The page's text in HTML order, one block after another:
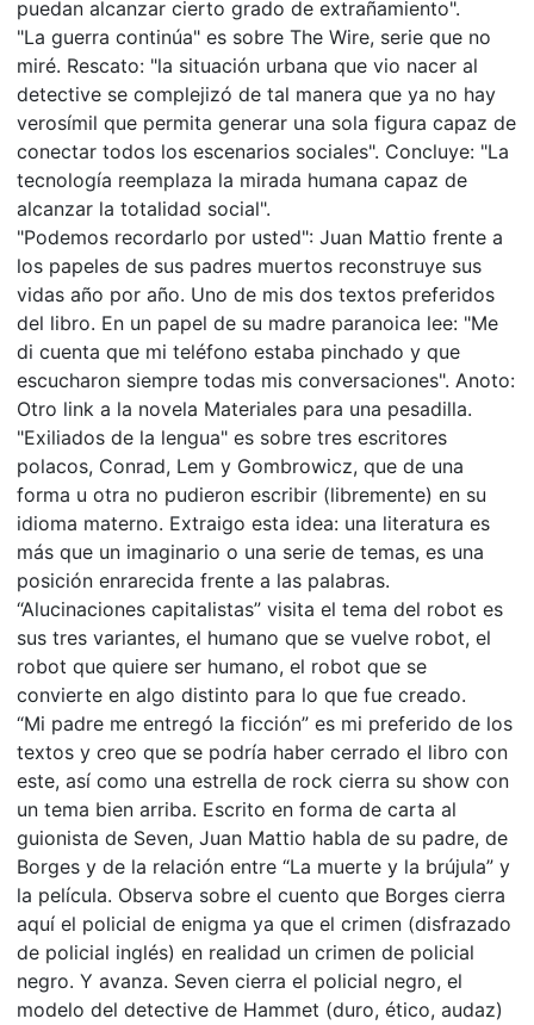
puedan alcanzar cierto grado de extrañamiento".
"La guerra continúa" es sobre The Wire, serie que no
miré. Rescato: "la situación urbana que vio nacer al
detective se complejizó de tal manera que ya no hay
verosímil que permita generar una sola figura capaz de
conectar todos los escenarios sociales". Concluye: "La
tecnología reemplaza la mirada humana capaz de
alcanzar la totalidad social".
"Podemos recordarlo por usted": Juan Mattio frente a
los papeles de sus padres muertos reconstruye sus
vidas año por año. Uno de mis dos textos preferidos
del libro. En un papel de su madre paranoica lee: "Me
di cuenta que mi teléfono estaba pinchado y que
escucharon siempre todas mis conversaciones". Anoto:
Otro link a la novela Materiales para una pesadilla.
"Exiliados de la lengua" es sobre tres escritores
polacos, Conrad, Lem y Gombrowicz, que de una
forma u otra no pudieron escribir (libremente) en su
idioma materno. Extraigo esta idea: una literatura es
más que un imaginario o una serie de temas, es una
posición enrarecida frente a las palabras.
“Alucinaciones capitalistas” visita el tema del robot es
sus tres variantes, el humano que se vuelve robot, el
robot que quiere ser humano, el robot que se
convierte en algo distinto para lo que fue creado.
“Mi padre me entregó la ficción” es mi preferido de los
textos y creo que se podría haber cerrado el libro con
este, así como una estrella de rock cierra su show con
un tema bien arriba. Escrito en forma de carta al
guionista de Seven, Juan Mattio habla de su padre, de
Borges y de la relación entre “La muerte y la brújula” y
la película. Observa sobre el cuento que Borges cierra
aquí el policial de enigma ya que el crimen (disfrazado
de policial inglés) en realidad un crimen de policial
negro. Y avanza. Seven cierra el policial negro, el
modelo del detective de Hammet (duro, ético, audaz)